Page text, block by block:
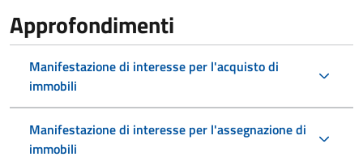
Approfondimenti
Manifestazione di interesse per l'acquisto di
immobili
Manifestazione di interesse per l'assegnazione di
immobili